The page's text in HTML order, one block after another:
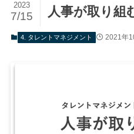
人事が取り組
2023
7/15
4. タレントマネジメント 2021年